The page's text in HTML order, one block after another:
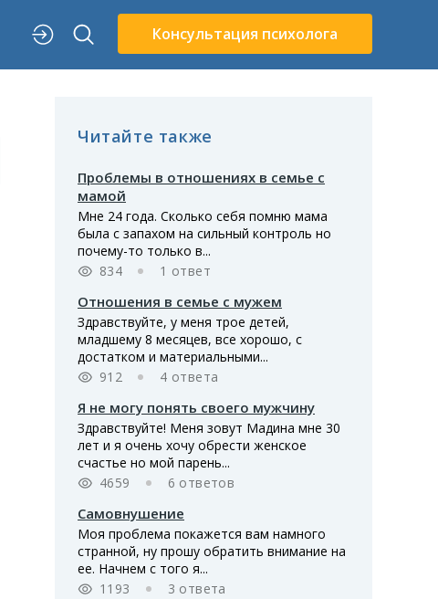
Консультация психолога
Читайте также
Проблемы в отношениях в семье с
мамой
Мне 24 года. Сколько себя помню мама
была с запахом на сильный контроль но
почему-то только в...
834
1 ответ
Отношения в семье с мужем
Здравствуйте, у меня трое детей,
младшему 8 месяцев, все хорошо, с
достатком и материальными...
912
4 ответа
Я не могу понять своего мужчину
Здравствуйте! Меня зовут Мадина мне 30
лет и я очень хочу обрести женское
счастье но мой парень...
4659
6 ответов
Самовнушение
Моя проблема покажется вам намного
странной, ну прошу обратить внимание на
ее. Начнем с того я...
1193
3 ответа